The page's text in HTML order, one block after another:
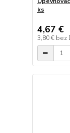
ks
4,67 €
3,80 € bez